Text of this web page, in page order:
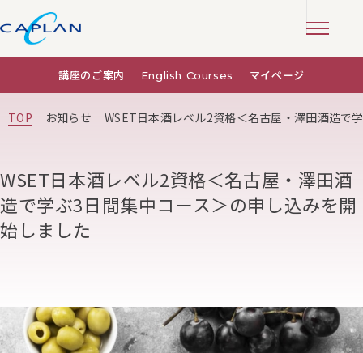
講座のご案内 English Courses マイページ
TOP お知らせ WSET日本酒レベル2資格＜名古屋・澤田酒造で
WSET日本酒レベル2資格＜名古屋・澤田酒
造で学ぶ3日間集中コース＞の申し込みを開
始しました